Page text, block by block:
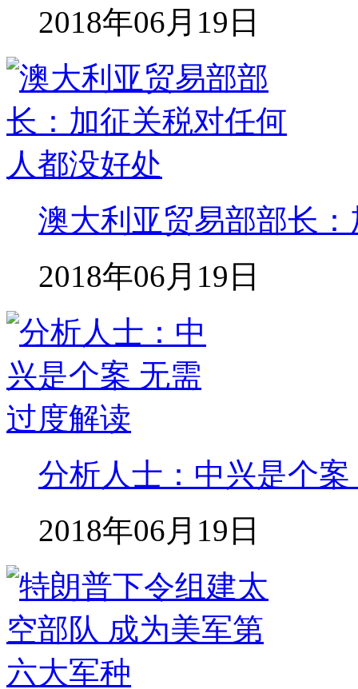
2018年06月19日
澳大利亚贸易部部长
2018年06月19日
分析人士：中兴是个
2018年06月19日